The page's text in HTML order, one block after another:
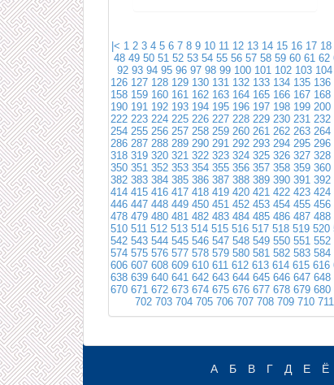
|< 1 2 3 4 5 6 7 8 9 10 11 12 13 14 15 16 17 18
48 49 50 51 52 53 54 55 56 57 58 59 60 61 62
92 93 94 95 96 97 98 99 100 101 102 103 104
126 127 128 129 130 131 132 133 134 135 136
158 159 160 161 162 163 164 165 166 167 168
190 191 192 193 194 195 196 197 198 199 200
222 223 224 225 226 227 228 229 230 231 232
254 255 256 257 258 259 260 261 262 263 264
286 287 288 289 290 291 292 293 294 295 296
318 319 320 321 322 323 324 325 326 327 328
350 351 352 353 354 355 356 357 358 359 360
382 383 384 385 386 387 388 389 390 391 392
414 415 416 417 418 419 420 421 422 423 424
446 447 448 449 450 451 452 453 454 455 456
478 479 480 481 482 483 484 485 486 487 488
510 511 512 513 514 515 516 517 518 519 520
542 543 544 545 546 547 548 549 550 551 552
574 575 576 577 578 579 580 581 582 583 584
606 607 608 609 610 611 612 613 614 615 616
638 639 640 641 642 643 644 645 646 647 648
670 671 672 673 674 675 676 677 678 679 680
702 703 704 705 706 707 708 709 710 711
А Б В Г Д Е Ё